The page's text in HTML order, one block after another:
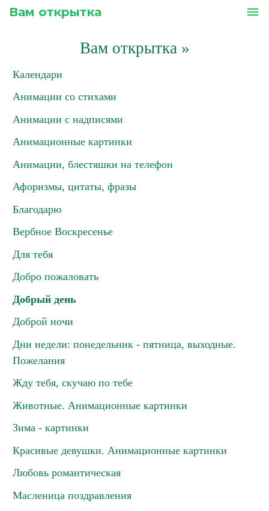
Вам открытка menu
Вам открытка»
Календари
Анимации со стихами
Анимации с надписями
Анимационные картинки
Анимации, блестяшки на телефон
Афоризмы, цитаты, фразы
Благодарю
Вербное Воскресенье
Для тебя
Добро пожаловать
Добрый день
Доброй ночи
Дни недели: понедельник - пятница, выходные.
Пожелания
Жду тебя, скучаю по тебе
Животные. Анимационные картинки
Зима - картинки
Красивые девушки. Анимационные картинки
Любовь романтическая
Масленица поздравления